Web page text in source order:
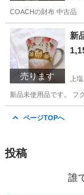
COACHの財布 中古品
鹿児島 鹿児島市
売ります
新
上
新品未使用品です。 フ
ページTOPへ
投稿
誰